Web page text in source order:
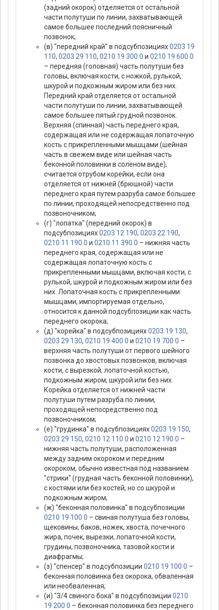
(задний окорок) отделяется от остальной
части полутуши по линии, захватывающей
самое большее последний поясничный
позвонок;
(в) "передний край" в подсубпозициях0203 19
110, 0203 29 110, 0210 19 300 0 и 0210 19 600 0
– передняя (головная) часть полутуши без
головы, включая кости, с ножкой, рулькой,
шкурой и подкожным жиром или без них.
Передний край отделяется от остальной
части полутуши по линии, захватывающей
самое большее пятый грудной позвонок.
Верхняя (спинная) часть переднего края,
содержащая или не содержащая лопаточную
кость с прикрепленными мышцами (шейная
часть в свежем виде или шейная часть
беконной половинки в соленом виде),
считается отрубом корейки, если она
отделяется от нижней (брюшной) части
переднего края путем разруба самое большее
по линии, проходящей непосредственно под
позвоночником;
(г) "лопатка" (передний окорок) в
подсубпозициях0203 12 190, 0203 22 190,
0210 11 190 0 и 0210 11 390 0 – нижняя часть
переднего края, содержащая или не
содержащая лопаточную кость с
прикрепленными мышцами, включая кости, с
рулькой, шкурой и подкожным жиром или без
них. Лопаточная кость с прикрепленными
мышцами, импортируемая отдельно,
относится к данной подсубпозиции как часть
переднего окорока;
(д) "корейка" в подсубпозициях0203 19 130,
0203 29 130, 0210 19 400 0 и 0210 19 700 0 –
верхняя часть полутуши от первого шейного
позвонка до хвостовых позвонков, включая
кости, с вырезкой, лопаточной костью,
подкожным жиром, шкурой или без них.
Корейка отделяется от нижней части
полутуши путем разруба по линии,
проходящей непосредственно под
позвоночником;
(е) "грудинка" в подсубпозициях0203 19 150,
0203 29 150, 0210 12 110 0 и 0210 12 190 0 –
нижняя часть полутуши, расположенная
между задним окороком и передним
окороком, обычно известная под названием
"стрики" (грудная часть беконной половинки),
с костями или без костей, но со шкурой и
подкожным жиром;
(ж) "беконная половинка" в подсубпозиции
0210 19 100 0 – свиная полутуша без головы,
щековины, баков, ножек, хвоста, почечного
жира, почек, вырезки, лопаточной кости,
грудины, позвоночника, тазовой кости и
диафрагмы;
(з) "спенсер" в подсубпозиции 0210 19 100 0 –
беконная половинка без окорока, обваленная
или необваленная;
(и) "3/4 свиного бока" в подсубпозиции 0210
19 200 0 – беконная половинка без переднего